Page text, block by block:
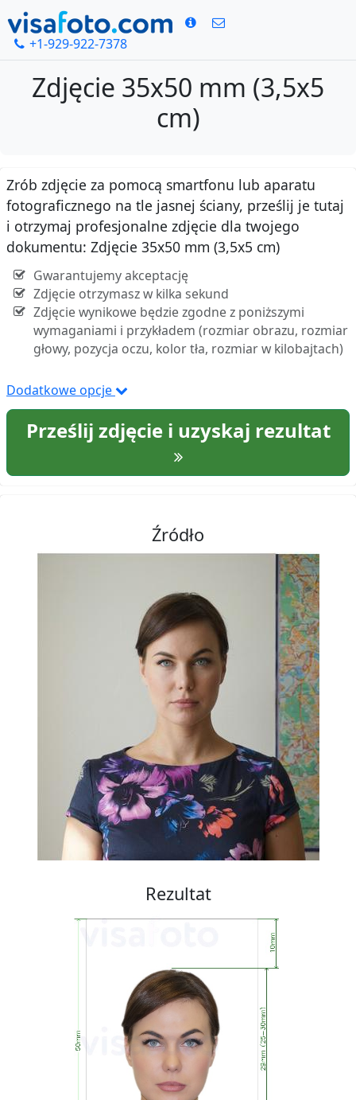
+1-929-922-7378
Zdjęcie 35x50 mm (3,5x5
cm)
Zrób zdjęcie za pomocą smartfonu lub aparatu
fotograficznego na tle jasnej ściany, prześlij je tutaj
i otrzymaj profesjonalne zdjęcie dla twojego
dokumentu: Zdjęcie 35x50 mm (3,5x5 cm)
Gwarantujemy akceptację
Zdjęcie otrzymasz w kilka sekund
Zdjęcie wynikowe będzie zgodne z poniższymi
wymaganiami i przykładem (rozmiar obrazu, rozmiar
głowy, pozycja oczu, kolor tła, rozmiar w kilobajtach)
Dodatkowe opcje
Prześlij zdjęcie i uzyskaj rezultat
Źródło
Rezultat